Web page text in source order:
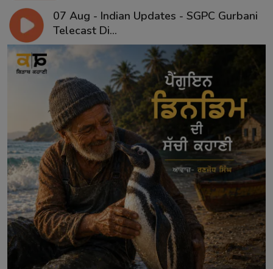
07 Aug - Indian Updates - SGPC Gurbani
Telecast Di...